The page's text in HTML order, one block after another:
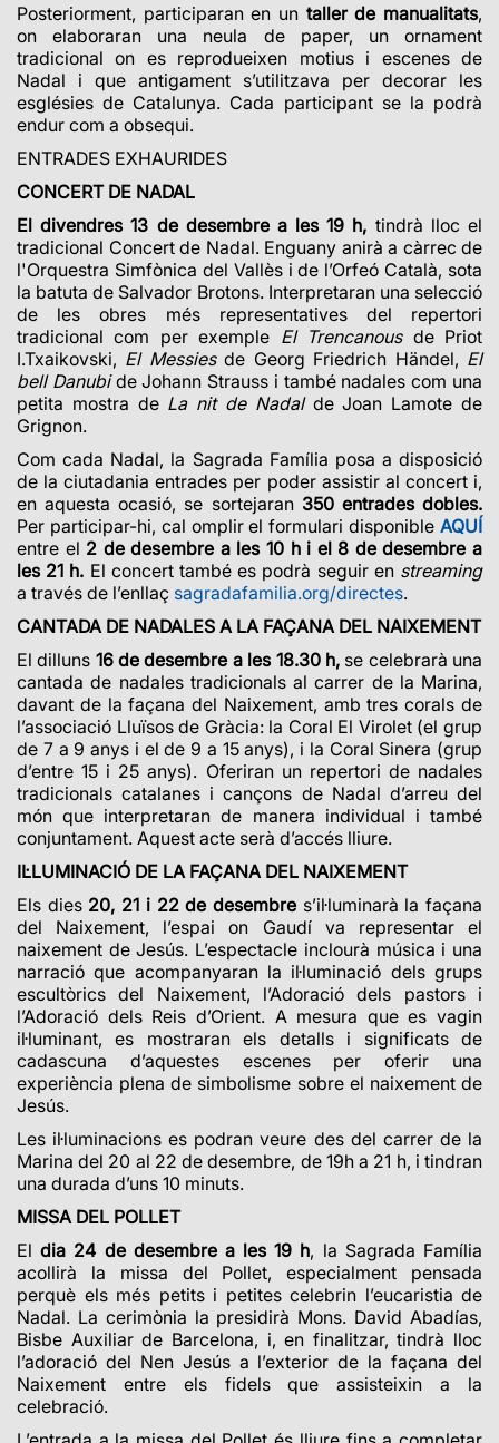
Posteriorment, participaran en un taller de manualitats,
on elaboraran una neula de paper, un ornament
tradicional on es reprodueixen motius i escenes de
Nadal i que antigament s’utilitzava per decorar les
esglésies de Catalunya. Cada participant se la podrà
endur com a obsequi.
ENTRADES EXHAURIDES
CONCERT DE NADAL
El divendres 13 de desembre a les 19 h, tindrà lloc el
tradicional Concert de Nadal. Enguany anirà a càrrec de
l'Orquestra Simfònica del Vallès i de l’Orfeó Català, sota
la batuta de Salvador Brotons. Interpretaran una selecció
de les obres més representatives del repertori
tradicional com per exemple El Trencanousde Priot
I.Txaikovski, El Messiesde Georg Friedrich Händel, El
bell Danubide Johann Strauss i també nadales com una
petita mostra de La nit de Nadalde Joan Lamote de
Grignon.
Com cada Nadal, la Sagrada Família posa a disposició
de la ciutadania entrades per poder assistir al concert i,
en aquesta ocasió, se sortejaran 350 entrades dobles.
Per participar-hi, cal omplir el formulari disponible AQUÍ
entre el 2 de desembre a les 10 h i el 8 de desembre a
les 21 h. El concert també es podrà seguir en streaming
a través de l’enllaç sagradafamilia.org/directes.
CANTADA DE NADALES A LA FAÇANA DEL NAIXEMENT
El dilluns 16 de desembre a les 18.30 h,se celebrarà una
cantada de nadales tradicionals al carrer de la Marina,
davant de la façana del Naixement, amb tres corals de
l’associació Lluïsos de Gràcia: la Coral El Virolet (el grup
de 7 a 9 anys i el de 9 a 15 anys), i la Coral Sinera (grup
d’entre 15 i 25 anys). Oferiran un repertori de nadales
tradicionals catalanes i cançons de Nadal d’arreu del
món que interpretaran de manera individual i també
conjuntament. Aquest acte serà d’accés lliure.
IL·LUMINACIÓ DE LA FAÇANA DEL NAIXEMENT
Els dies 20, 21 i 22 de desembres’il·luminarà la façana
del Naixement, l’espai on Gaudí va representar el
naixement de Jesús. L’espectacle inclourà música i una
narració que acompanyaran la il·luminació dels grups
escultòrics del Naixement, l’Adoració dels pastors i
l’Adoració dels Reis d’Orient. A mesura que es vagin
il·luminant, es mostraran els detalls i significats de
cadascuna d’aquestes escenes per oferir una
experiència plena de simbolisme sobre el naixement de
Jesús.
Les il·luminacions es podran veure des del carrer de la
Marina del 20 al 22 de desembre, de 19h a 21 h, i tindran
una durada d’uns 10 minuts.
MISSA DEL POLLET
Eldia 24 de desembre a les 19 h, la Sagrada Família
acollirà la missa del Pollet, especialment pensada
perquè els més petits i petites celebrin l’eucaristia de
Nadal. La cerimònia la presidirà Mons. David Abadías,
Bisbe Auxiliar de Barcelona, i, en finalitzar, tindrà lloc
l’adoració del Nen Jesús a l’exterior de la façana del
Naixement entre els fidels que assisteixin a la
celebració.